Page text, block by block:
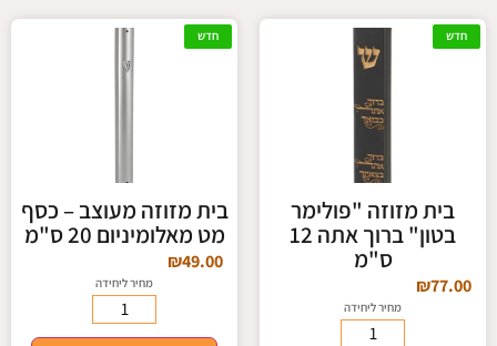
חדש
בית מזוזה "פולימר
בטון" ברוך אתה 12
ס"מ
₪77.00
מחיר ליחידה
חדש
בית מזוזה מעוצב – כסף
מט מאלומיניום 20 ס"מ
₪49.00
מחיר ליחידה